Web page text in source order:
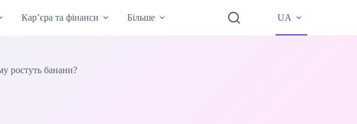
Кар’єра та фінанси Більше UA
ростуть банани?